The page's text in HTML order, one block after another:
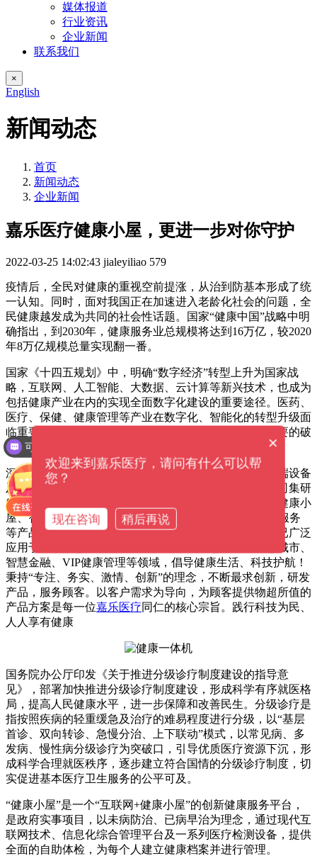
媒体报道
行业资讯
企业新闻
联系我们
×
English
新闻动态
首页
新闻动态
企业新闻
嘉乐医疗健康小屋，更进一步对你守护
2022-03-25 14:02:43 jialeyiliao 579
疫情后，全民对健康的重视空前提涨，从治到防基本形成了统
一认知。同时，面对我国正在加速进入老龄化社会的问题，全
民健康越发成为共同的社会性话题。国家“健康中国”战略中明
确指出，到2030年，健康服务业总规模将达到16万亿，较2020
年8万亿规模总量实现翻一番。
国家《十四五规划》中，明确“数字经济”转型上升为国家战
略，互联网、人工智能、大数据、云计算等新兴技术，也成为
包括健康产业在内的实现全面数字化建设的重要途径。医药、
医疗、保健、健康管理等产业在数字化、智能化的转型升级面
临重要的关键。种种因素，互联网医疗健康产业进入重要的破
局期。
深圳市 嘉乐医疗 科技有限公司是专注于智慧健康管理终端设备
及智慧健康管理解决方案提供的国家高新技术企业。公司集研
发、生产、销售一体，提供系列化的智能健康体检机、健康小
屋、智慧健康亭、便携体检机、AI智能机器人、健康云服务
等产品方案，拥有多项自主知识产权及专利。产品方案已广泛
应用于国家智慧医疗、基层公共卫生、智慧养老、智慧城市、
智慧金融、VIP健康管理等领域，倡导健康生活、科技护航！
秉持“专注、务实、激情、创新”的理念，不断最求创新，研发
产品，服务顾客。以客户需求为导向，为顾客提供物超所值的
产品方案是每一位嘉乐医疗同仁的核心宗旨。践行科技为民、
人人享有健康
国务院办公厅印发《关于推进分级诊疗制度建设的指导意
见》，部署加快推进分级诊疗制度建设，形成科学有序就医格
局，提高人民健康水平，进一步保障和改善民生。分级诊疗是
指按照疾病的轻重缓急及治疗的难易程度进行分级，以“基层
首诊、双向转诊、急慢分治、上下联动”模式，以常见病、多
发病、慢性病分级诊疗为突破口，引导优质医疗资源下沉，形
成科学合理就医秩序，逐步建立符合国情的分级诊疗制度，切
实促进基本医疗卫生服务的公平可及。
“健康小屋”是一个“互联网+健康小屋”的创新健康服务平台，
是政府实事项目，以未病防治、已病早治为理念，通过现代互
联网技术、信息化综合管理平台及一系列医疗检测设备，提供
全面的自助体检，为每个人建立健康档案并进行管理。
×
欢迎来到嘉乐医疗，请问有什么可以帮
您？
现在咨询 稍后再说